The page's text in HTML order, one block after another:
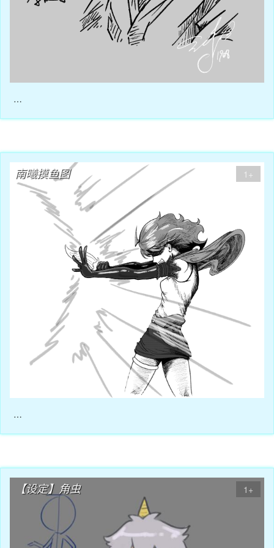
…
南曦摸鱼图 1+
…
【设定】角虫 1+